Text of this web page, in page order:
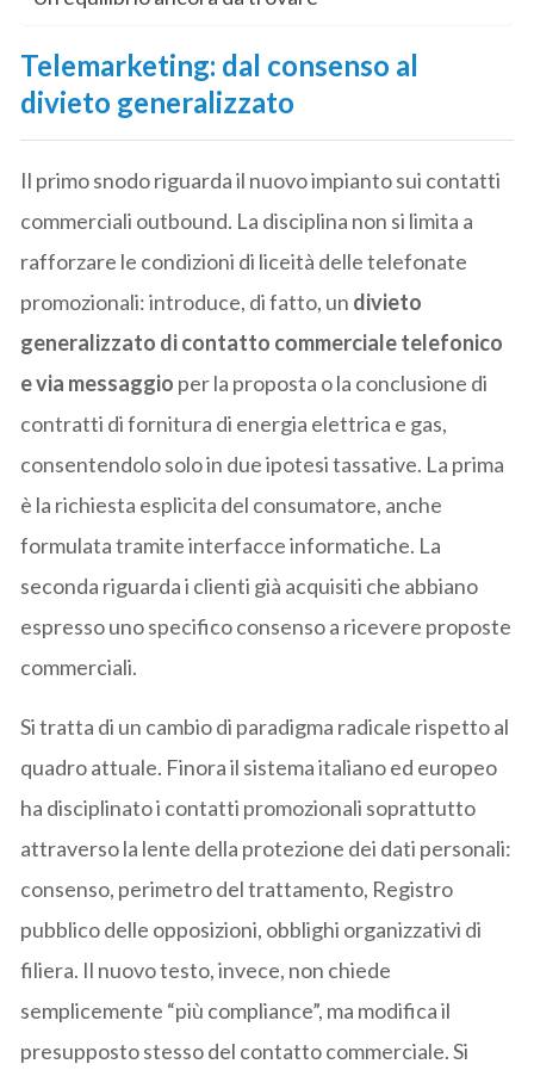
Telemarketing: dal consenso al
divieto generalizzato
Il primo snodo riguarda il nuovo impianto sui contatti
commerciali outbound. La disciplina non si limita a
rafforzare le condizioni di liceità delle telefonate
promozionali: introduce, di fatto, un divieto
generalizzato di contatto commerciale telefonico
e via messaggio per la proposta o la conclusione di
contratti di fornitura di energia elettrica e gas,
consentendolo solo in due ipotesi tassative. La prima
è la richiesta esplicita del consumatore, anche
formulata tramite interfacce informatiche. La
seconda riguarda i clienti già acquisiti che abbiano
espresso uno specifico consenso a ricevere proposte
commerciali.
Si tratta di un cambio di paradigma radicale rispetto al
quadro attuale. Finora il sistema italiano ed europeo
ha disciplinato i contatti promozionali soprattutto
attraverso la lente della protezione dei dati personali:
consenso, perimetro del trattamento, Registro
pubblico delle opposizioni, obblighi organizzativi di
filiera. Il nuovo testo, invece, non chiede
semplicemente “più compliance”, ma modifica il
presupposto stesso del contatto commerciale. Si